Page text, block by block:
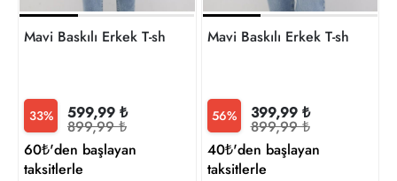
Mavi Baskılı Erkek T-shirt M0610943-70144
33% 599,99 ₺
899,99 ₺
60₺'den başlayan
taksitlerle
Mavi Baskılı Erkek T-shirt
56% 399,99 ₺
899,99 ₺
40₺'den başlayan
taksitlerle